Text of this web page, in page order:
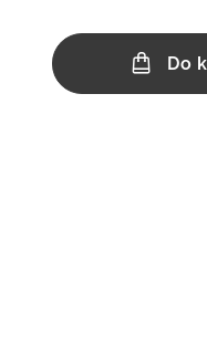
Do